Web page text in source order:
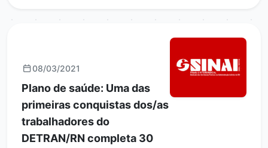
08/03/2021
Plano de saúde: Uma das
primeiras conquistas dos/as
trabalhadores do
DETRAN/RN completa 30